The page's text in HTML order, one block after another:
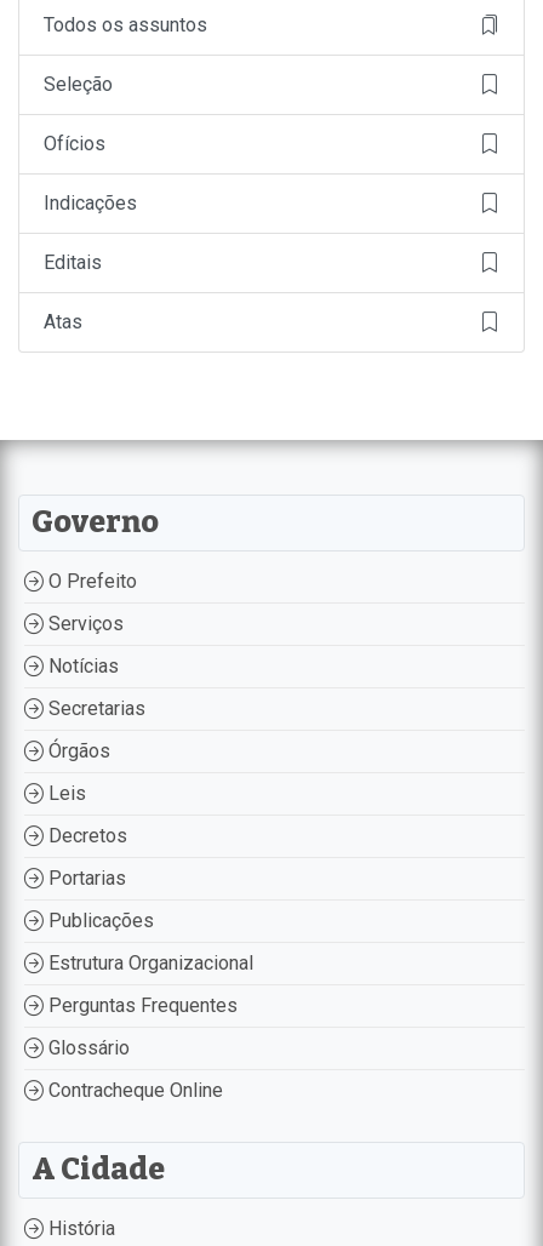
Todos os assuntos
Seleção
Ofícios
Indicações
Editais
Atas
Governo
O Prefeito
Serviços
Notícias
Secretarias
Órgãos
Leis
Decretos
Portarias
Publicações
Estrutura Organizacional
Perguntas Frequentes
Glossário
Contracheque Online
A Cidade
História